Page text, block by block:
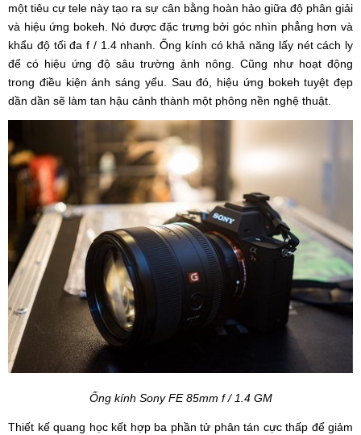
một tiêu cự tele này tạo ra sự cân bằng hoàn hảo giữa độ phân giải
và hiệu ứng bokeh. Nó được đặc trưng bởi góc nhìn phẳng hơn và
khẩu độ tối đa f / 1.4 nhanh. Ống kính có khả năng lấy nét cách ly
để có hiệu ứng độ sâu trường ảnh nông. Cũng như hoạt động
trong điều kiện ánh sáng yếu. Sau đó, hiệu ứng bokeh tuyệt đẹp
dần dần sẽ làm tan hậu cảnh thành một phông nền nghệ thuật.
Ống kính Sony FE 85mm f / 1.4 GM
Thiết kế quang học kết hợp ba phần tử phân tán cực thấp để giảm